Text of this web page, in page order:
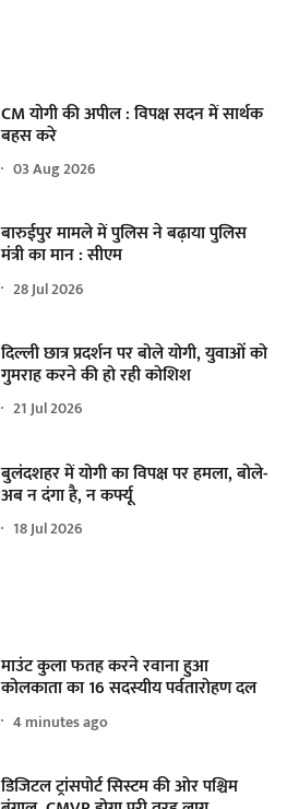
CM योगी की अपील : विपक्ष सदन में सार्थक
बहस करे
03 Aug 2026
बारुईपुर मामले में पुलिस ने बढ़ाया पुलिस
मंत्री का मान : सीएम
28 Jul 2026
दिल्ली छात्र प्रदर्शन पर बोले योगी, युवाओं को
गुमराह करने की हो रही कोशिश
21 Jul 2026
बुलंदशहर में योगी का विपक्ष पर हमला, बोले-
अब न दंगा है, न कर्फ्यू
18 Jul 2026
माउंट कुला फतह करने रवाना हुआ
कोलकाता का 16 सदस्यीय पर्वतारोहण दल
4 minutes ago
डिजिटल ट्रांसपोर्ट सिस्टम की ओर पश्चिम